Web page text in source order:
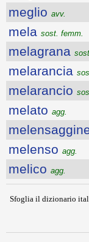
meglio avv.
mela sost. femm.
melagrana
melarancia
melarancio
melato agg.
melenso agg.
melico agg.
Sfoglia il dizionario